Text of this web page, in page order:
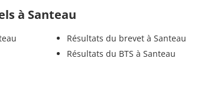
à Santeau
Résultats du brevet à Santeau
Résultats du BTS à Santeau